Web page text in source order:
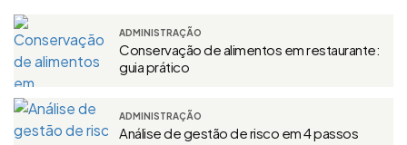
ADMINISTRAÇÃO
Conservação de alimentos em restaurante:
guia prático
ADMINISTRAÇÃO
Análise de gestão de risco em 4 passos